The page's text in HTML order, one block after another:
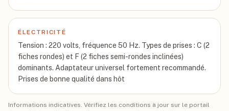
ÉLECTRICITÉ
Tension : 220 volts, fréquence 50 Hz. Types de prises : C (2
fiches rondes) et F (2 fiches semi-rondes inclinées)
dominants. Adaptateur universel fortement recommandé.
Prises de bonne qualité dans hôt
Informations indicatives. Vérifiez les conditions à jour sur le portail